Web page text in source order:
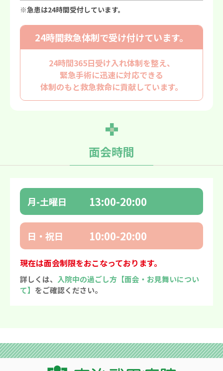
※急患は24時間受付しています。
24時間救急体制で受け付けています。
24時間365日受け入れ体制を整え、
緊急手術に迅速に対応できる
体制のもと救急救命に貢献しています。
面会時間
月-土曜日 13:00-20:00
日・祝日 10:00-20:00
現在は面会制限をおこなっております。
詳しくは、 入院中の過ごし方【面会・お見舞いについ
て】 をご確認ください。